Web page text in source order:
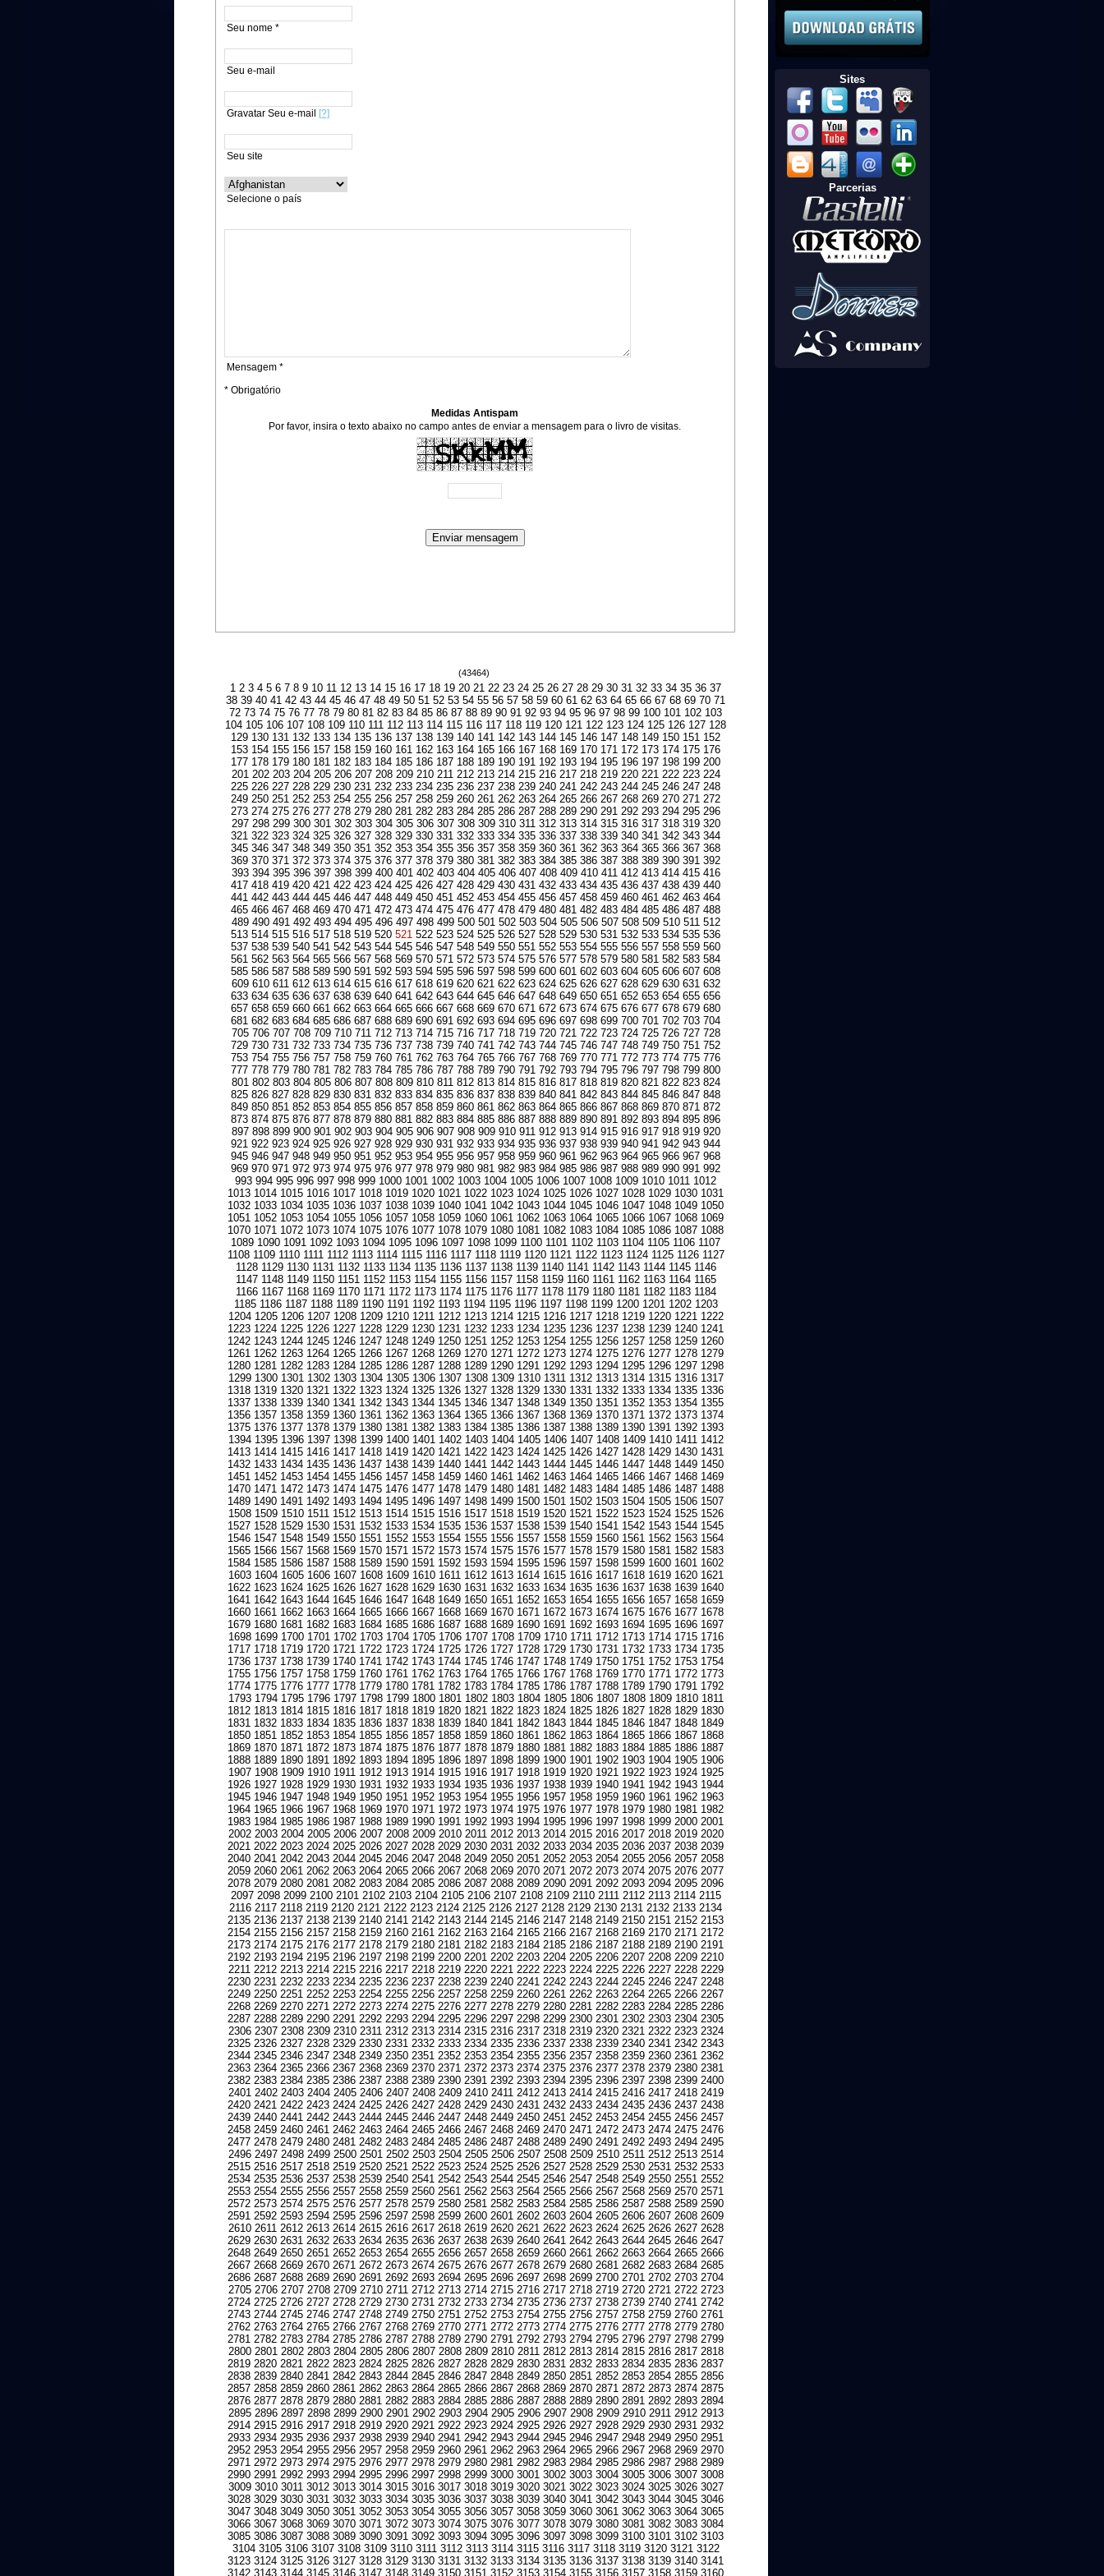
Sites
Parcerias
Seu nome *
Seu e-mail
Gravatar Seu e-mail [?]
Seu site
Selecione o país
Mensagem *
* Obrigatório
Medidas Antispam
Por favor, insira o texto abaixo no campo antes de enviar a mensagem para o livro de visitas.
(43464)
1 2 3 4 5 6 7 8 9 10 11 12 13 14 15 16 17 18 19 20 21 22 23 24 25 26 27 28 29 30 31 32 33 34 35 36 37
38 39 40 41 42 43 44 45 46 47 48 49 50 51 52 53 54 55 56 57 58 59 60 61 62 63 64 65 66 67 68 69 70 71
72 73 74 75 76 77 78 79 80 81 82 83 84 85 86 87 88 89 90 91 92 93 94 95 96 97 98 99 100 101 102 103
104 105 106 107 108 109 110 111 112 113 114 115 116 117 118 119 120 121 122 123 124 125 126 127 128
129 130 131 132 133 134 135 136 137 138 139 140 141 142 143 144 145 146 147 148 149 150 151 152
153 154 155 156 157 158 159 160 161 162 163 164 165 166 167 168 169 170 171 172 173 174 175 176
177 178 179 180 181 182 183 184 185 186 187 188 189 190 191 192 193 194 195 196 197 198 199 200
201 202 203 204 205 206 207 208 209 210 211 212 213 214 215 216 217 218 219 220 221 222 223 224
225 226 227 228 229 230 231 232 233 234 235 236 237 238 239 240 241 242 243 244 245 246 247 248
249 250 251 252 253 254 255 256 257 258 259 260 261 262 263 264 265 266 267 268 269 270 271 272
273 274 275 276 277 278 279 280 281 282 283 284 285 286 287 288 289 290 291 292 293 294 295 296
297 298 299 300 301 302 303 304 305 306 307 308 309 310 311 312 313 314 315 316 317 318 319 320
321 322 323 324 325 326 327 328 329 330 331 332 333 334 335 336 337 338 339 340 341 342 343 344
345 346 347 348 349 350 351 352 353 354 355 356 357 358 359 360 361 362 363 364 365 366 367 368
369 370 371 372 373 374 375 376 377 378 379 380 381 382 383 384 385 386 387 388 389 390 391 392
393 394 395 396 397 398 399 400 401 402 403 404 405 406 407 408 409 410 411 412 413 414 415 416
417 418 419 420 421 422 423 424 425 426 427 428 429 430 431 432 433 434 435 436 437 438 439 440
441 442 443 444 445 446 447 448 449 450 451 452 453 454 455 456 457 458 459 460 461 462 463 464
465 466 467 468 469 470 471 472 473 474 475 476 477 478 479 480 481 482 483 484 485 486 487 488
489 490 491 492 493 494 495 496 497 498 499 500 501 502 503 504 505 506 507 508 509 510 511 512
513 514 515 516 517 518 519 520 521522 523 524 525 526 527 528 529 530 531 532 533 534 535 536
537 538 539 540 541 542 543 544 545 546 547 548 549 550 551 552 553 554 555 556 557 558 559 560
561 562 563 564 565 566 567 568 569 570 571 572 573 574 575 576 577 578 579 580 581 582 583 584
585 586 587 588 589 590 591 592 593 594 595 596 597 598 599 600 601 602 603 604 605 606 607 608
609 610 611 612 613 614 615 616 617 618 619 620 621 622 623 624 625 626 627 628 629 630 631 632
633 634 635 636 637 638 639 640 641 642 643 644 645 646 647 648 649 650 651 652 653 654 655 656
657 658 659 660 661 662 663 664 665 666 667 668 669 670 671 672 673 674 675 676 677 678 679 680
681 682 683 684 685 686 687 688 689 690 691 692 693 694 695 696 697 698 699 700 701 702 703 704
705 706 707 708 709 710 711 712 713 714 715 716 717 718 719 720 721 722 723 724 725 726 727 728
729 730 731 732 733 734 735 736 737 738 739 740 741 742 743 744 745 746 747 748 749 750 751 752
753 754 755 756 757 758 759 760 761 762 763 764 765 766 767 768 769 770 771 772 773 774 775 776
777 778 779 780 781 782 783 784 785 786 787 788 789 790 791 792 793 794 795 796 797 798 799 800
801 802 803 804 805 806 807 808 809 810 811 812 813 814 815 816 817 818 819 820 821 822 823 824
825 826 827 828 829 830 831 832 833 834 835 836 837 838 839 840 841 842 843 844 845 846 847 848
849 850 851 852 853 854 855 856 857 858 859 860 861 862 863 864 865 866 867 868 869 870 871 872
873 874 875 876 877 878 879 880 881 882 883 884 885 886 887 888 889 890 891 892 893 894 895 896
897 898 899 900 901 902 903 904 905 906 907 908 909 910 911 912 913 914 915 916 917 918 919 920
921 922 923 924 925 926 927 928 929 930 931 932 933 934 935 936 937 938 939 940 941 942 943 944
945 946 947 948 949 950 951 952 953 954 955 956 957 958 959 960 961 962 963 964 965 966 967 968
969 970 971 972 973 974 975 976 977 978 979 980 981 982 983 984 985 986 987 988 989 990 991 992
993 994 995 996 997 998 999 1000 1001 1002 1003 1004 1005 1006 1007 1008 1009 1010 1011 1012
1013 1014 1015 1016 1017 1018 1019 1020 1021 1022 1023 1024 1025 1026 1027 1028 1029 1030 1031
1032 1033 1034 1035 1036 1037 1038 1039 1040 1041 1042 1043 1044 1045 1046 1047 1048 1049 1050
1051 1052 1053 1054 1055 1056 1057 1058 1059 1060 1061 1062 1063 1064 1065 1066 1067 1068 1069
1070 1071 1072 1073 1074 1075 1076 1077 1078 1079 1080 1081 1082 1083 1084 1085 1086 1087 1088
1089 1090 1091 1092 1093 1094 1095 1096 1097 1098 1099 1100 1101 1102 1103 1104 1105 1106 1107
1108 1109 1110 1111 1112 1113 1114 1115 1116 1117 1118 1119 1120 1121 1122 1123 1124 1125 1126 1127
1128 1129 1130 1131 1132 1133 1134 1135 1136 1137 1138 1139 1140 1141 1142 1143 1144 1145 1146
1147 1148 1149 1150 1151 1152 1153 1154 1155 1156 1157 1158 1159 1160 1161 1162 1163 1164 1165
1166 1167 1168 1169 1170 1171 1172 1173 1174 1175 1176 1177 1178 1179 1180 1181 1182 1183 1184
1185 1186 1187 1188 1189 1190 1191 1192 1193 1194 1195 1196 1197 1198 1199 1200 1201 1202 1203
1204 1205 1206 1207 1208 1209 1210 1211 1212 1213 1214 1215 1216 1217 1218 1219 1220 1221 1222
1223 1224 1225 1226 1227 1228 1229 1230 1231 1232 1233 1234 1235 1236 1237 1238 1239 1240 1241
1242 1243 1244 1245 1246 1247 1248 1249 1250 1251 1252 1253 1254 1255 1256 1257 1258 1259 1260
1261 1262 1263 1264 1265 1266 1267 1268 1269 1270 1271 1272 1273 1274 1275 1276 1277 1278 1279
1280 1281 1282 1283 1284 1285 1286 1287 1288 1289 1290 1291 1292 1293 1294 1295 1296 1297 1298
1299 1300 1301 1302 1303 1304 1305 1306 1307 1308 1309 1310 1311 1312 1313 1314 1315 1316 1317
1318 1319 1320 1321 1322 1323 1324 1325 1326 1327 1328 1329 1330 1331 1332 1333 1334 1335 1336
1337 1338 1339 1340 1341 1342 1343 1344 1345 1346 1347 1348 1349 1350 1351 1352 1353 1354 1355
1356 1357 1358 1359 1360 1361 1362 1363 1364 1365 1366 1367 1368 1369 1370 1371 1372 1373 1374
1375 1376 1377 1378 1379 1380 1381 1382 1383 1384 1385 1386 1387 1388 1389 1390 1391 1392 1393
1394 1395 1396 1397 1398 1399 1400 1401 1402 1403 1404 1405 1406 1407 1408 1409 1410 1411 1412
1413 1414 1415 1416 1417 1418 1419 1420 1421 1422 1423 1424 1425 1426 1427 1428 1429 1430 1431
1432 1433 1434 1435 1436 1437 1438 1439 1440 1441 1442 1443 1444 1445 1446 1447 1448 1449 1450
1451 1452 1453 1454 1455 1456 1457 1458 1459 1460 1461 1462 1463 1464 1465 1466 1467 1468 1469
1470 1471 1472 1473 1474 1475 1476 1477 1478 1479 1480 1481 1482 1483 1484 1485 1486 1487 1488
1489 1490 1491 1492 1493 1494 1495 1496 1497 1498 1499 1500 1501 1502 1503 1504 1505 1506 1507
1508 1509 1510 1511 1512 1513 1514 1515 1516 1517 1518 1519 1520 1521 1522 1523 1524 1525 1526
1527 1528 1529 1530 1531 1532 1533 1534 1535 1536 1537 1538 1539 1540 1541 1542 1543 1544 1545
1546 1547 1548 1549 1550 1551 1552 1553 1554 1555 1556 1557 1558 1559 1560 1561 1562 1563 1564
1565 1566 1567 1568 1569 1570 1571 1572 1573 1574 1575 1576 1577 1578 1579 1580 1581 1582 1583
1584 1585 1586 1587 1588 1589 1590 1591 1592 1593 1594 1595 1596 1597 1598 1599 1600 1601 1602
1603 1604 1605 1606 1607 1608 1609 1610 1611 1612 1613 1614 1615 1616 1617 1618 1619 1620 1621
1622 1623 1624 1625 1626 1627 1628 1629 1630 1631 1632 1633 1634 1635 1636 1637 1638 1639 1640
1641 1642 1643 1644 1645 1646 1647 1648 1649 1650 1651 1652 1653 1654 1655 1656 1657 1658 1659
1660 1661 1662 1663 1664 1665 1666 1667 1668 1669 1670 1671 1672 1673 1674 1675 1676 1677 1678
1679 1680 1681 1682 1683 1684 1685 1686 1687 1688 1689 1690 1691 1692 1693 1694 1695 1696 1697
1698 1699 1700 1701 1702 1703 1704 1705 1706 1707 1708 1709 1710 1711 1712 1713 1714 1715 1716
1717 1718 1719 1720 1721 1722 1723 1724 1725 1726 1727 1728 1729 1730 1731 1732 1733 1734 1735
1736 1737 1738 1739 1740 1741 1742 1743 1744 1745 1746 1747 1748 1749 1750 1751 1752 1753 1754
1755 1756 1757 1758 1759 1760 1761 1762 1763 1764 1765 1766 1767 1768 1769 1770 1771 1772 1773
1774 1775 1776 1777 1778 1779 1780 1781 1782 1783 1784 1785 1786 1787 1788 1789 1790 1791 1792
1793 1794 1795 1796 1797 1798 1799 1800 1801 1802 1803 1804 1805 1806 1807 1808 1809 1810 1811
1812 1813 1814 1815 1816 1817 1818 1819 1820 1821 1822 1823 1824 1825 1826 1827 1828 1829 1830
1831 1832 1833 1834 1835 1836 1837 1838 1839 1840 1841 1842 1843 1844 1845 1846 1847 1848 1849
1850 1851 1852 1853 1854 1855 1856 1857 1858 1859 1860 1861 1862 1863 1864 1865 1866 1867 1868
1869 1870 1871 1872 1873 1874 1875 1876 1877 1878 1879 1880 1881 1882 1883 1884 1885 1886 1887
1888 1889 1890 1891 1892 1893 1894 1895 1896 1897 1898 1899 1900 1901 1902 1903 1904 1905 1906
1907 1908 1909 1910 1911 1912 1913 1914 1915 1916 1917 1918 1919 1920 1921 1922 1923 1924 1925
1926 1927 1928 1929 1930 1931 1932 1933 1934 1935 1936 1937 1938 1939 1940 1941 1942 1943 1944
1945 1946 1947 1948 1949 1950 1951 1952 1953 1954 1955 1956 1957 1958 1959 1960 1961 1962 1963
1964 1965 1966 1967 1968 1969 1970 1971 1972 1973 1974 1975 1976 1977 1978 1979 1980 1981 1982
1983 1984 1985 1986 1987 1988 1989 1990 1991 1992 1993 1994 1995 1996 1997 1998 1999 2000 2001
2002 2003 2004 2005 2006 2007 2008 2009 2010 2011 2012 2013 2014 2015 2016 2017 2018 2019 2020
2021 2022 2023 2024 2025 2026 2027 2028 2029 2030 2031 2032 2033 2034 2035 2036 2037 2038 2039
2040 2041 2042 2043 2044 2045 2046 2047 2048 2049 2050 2051 2052 2053 2054 2055 2056 2057 2058
2059 2060 2061 2062 2063 2064 2065 2066 2067 2068 2069 2070 2071 2072 2073 2074 2075 2076 2077
2078 2079 2080 2081 2082 2083 2084 2085 2086 2087 2088 2089 2090 2091 2092 2093 2094 2095 2096
2097 2098 2099 2100 2101 2102 2103 2104 2105 2106 2107 2108 2109 2110 2111 2112 2113 2114 2115
2116 2117 2118 2119 2120 2121 2122 2123 2124 2125 2126 2127 2128 2129 2130 2131 2132 2133 2134
2135 2136 2137 2138 2139 2140 2141 2142 2143 2144 2145 2146 2147 2148 2149 2150 2151 2152 2153
2154 2155 2156 2157 2158 2159 2160 2161 2162 2163 2164 2165 2166 2167 2168 2169 2170 2171 2172
2173 2174 2175 2176 2177 2178 2179 2180 2181 2182 2183 2184 2185 2186 2187 2188 2189 2190 2191
2192 2193 2194 2195 2196 2197 2198 2199 2200 2201 2202 2203 2204 2205 2206 2207 2208 2209 2210
2211 2212 2213 2214 2215 2216 2217 2218 2219 2220 2221 2222 2223 2224 2225 2226 2227 2228 2229
2230 2231 2232 2233 2234 2235 2236 2237 2238 2239 2240 2241 2242 2243 2244 2245 2246 2247 2248
2249 2250 2251 2252 2253 2254 2255 2256 2257 2258 2259 2260 2261 2262 2263 2264 2265 2266 2267
2268 2269 2270 2271 2272 2273 2274 2275 2276 2277 2278 2279 2280 2281 2282 2283 2284 2285 2286
2287 2288 2289 2290 2291 2292 2293 2294 2295 2296 2297 2298 2299 2300 2301 2302 2303 2304 2305
2306 2307 2308 2309 2310 2311 2312 2313 2314 2315 2316 2317 2318 2319 2320 2321 2322 2323 2324
2325 2326 2327 2328 2329 2330 2331 2332 2333 2334 2335 2336 2337 2338 2339 2340 2341 2342 2343
2344 2345 2346 2347 2348 2349 2350 2351 2352 2353 2354 2355 2356 2357 2358 2359 2360 2361 2362
2363 2364 2365 2366 2367 2368 2369 2370 2371 2372 2373 2374 2375 2376 2377 2378 2379 2380 2381
2382 2383 2384 2385 2386 2387 2388 2389 2390 2391 2392 2393 2394 2395 2396 2397 2398 2399 2400
2401 2402 2403 2404 2405 2406 2407 2408 2409 2410 2411 2412 2413 2414 2415 2416 2417 2418 2419
2420 2421 2422 2423 2424 2425 2426 2427 2428 2429 2430 2431 2432 2433 2434 2435 2436 2437 2438
2439 2440 2441 2442 2443 2444 2445 2446 2447 2448 2449 2450 2451 2452 2453 2454 2455 2456 2457
2458 2459 2460 2461 2462 2463 2464 2465 2466 2467 2468 2469 2470 2471 2472 2473 2474 2475 2476
2477 2478 2479 2480 2481 2482 2483 2484 2485 2486 2487 2488 2489 2490 2491 2492 2493 2494 2495
2496 2497 2498 2499 2500 2501 2502 2503 2504 2505 2506 2507 2508 2509 2510 2511 2512 2513 2514
2515 2516 2517 2518 2519 2520 2521 2522 2523 2524 2525 2526 2527 2528 2529 2530 2531 2532 2533
2534 2535 2536 2537 2538 2539 2540 2541 2542 2543 2544 2545 2546 2547 2548 2549 2550 2551 2552
2553 2554 2555 2556 2557 2558 2559 2560 2561 2562 2563 2564 2565 2566 2567 2568 2569 2570 2571
2572 2573 2574 2575 2576 2577 2578 2579 2580 2581 2582 2583 2584 2585 2586 2587 2588 2589 2590
2591 2592 2593 2594 2595 2596 2597 2598 2599 2600 2601 2602 2603 2604 2605 2606 2607 2608 2609
2610 2611 2612 2613 2614 2615 2616 2617 2618 2619 2620 2621 2622 2623 2624 2625 2626 2627 2628
2629 2630 2631 2632 2633 2634 2635 2636 2637 2638 2639 2640 2641 2642 2643 2644 2645 2646 2647
2648 2649 2650 2651 2652 2653 2654 2655 2656 2657 2658 2659 2660 2661 2662 2663 2664 2665 2666
2667 2668 2669 2670 2671 2672 2673 2674 2675 2676 2677 2678 2679 2680 2681 2682 2683 2684 2685
2686 2687 2688 2689 2690 2691 2692 2693 2694 2695 2696 2697 2698 2699 2700 2701 2702 2703 2704
2705 2706 2707 2708 2709 2710 2711 2712 2713 2714 2715 2716 2717 2718 2719 2720 2721 2722 2723
2724 2725 2726 2727 2728 2729 2730 2731 2732 2733 2734 2735 2736 2737 2738 2739 2740 2741 2742
2743 2744 2745 2746 2747 2748 2749 2750 2751 2752 2753 2754 2755 2756 2757 2758 2759 2760 2761
2762 2763 2764 2765 2766 2767 2768 2769 2770 2771 2772 2773 2774 2775 2776 2777 2778 2779 2780
2781 2782 2783 2784 2785 2786 2787 2788 2789 2790 2791 2792 2793 2794 2795 2796 2797 2798 2799
2800 2801 2802 2803 2804 2805 2806 2807 2808 2809 2810 2811 2812 2813 2814 2815 2816 2817 2818
2819 2820 2821 2822 2823 2824 2825 2826 2827 2828 2829 2830 2831 2832 2833 2834 2835 2836 2837
2838 2839 2840 2841 2842 2843 2844 2845 2846 2847 2848 2849 2850 2851 2852 2853 2854 2855 2856
2857 2858 2859 2860 2861 2862 2863 2864 2865 2866 2867 2868 2869 2870 2871 2872 2873 2874 2875
2876 2877 2878 2879 2880 2881 2882 2883 2884 2885 2886 2887 2888 2889 2890 2891 2892 2893 2894
2895 2896 2897 2898 2899 2900 2901 2902 2903 2904 2905 2906 2907 2908 2909 2910 2911 2912 2913
2914 2915 2916 2917 2918 2919 2920 2921 2922 2923 2924 2925 2926 2927 2928 2929 2930 2931 2932
2933 2934 2935 2936 2937 2938 2939 2940 2941 2942 2943 2944 2945 2946 2947 2948 2949 2950 2951
2952 2953 2954 2955 2956 2957 2958 2959 2960 2961 2962 2963 2964 2965 2966 2967 2968 2969 2970
2971 2972 2973 2974 2975 2976 2977 2978 2979 2980 2981 2982 2983 2984 2985 2986 2987 2988 2989
2990 2991 2992 2993 2994 2995 2996 2997 2998 2999 3000 3001 3002 3003 3004 3005 3006 3007 3008
3009 3010 3011 3012 3013 3014 3015 3016 3017 3018 3019 3020 3021 3022 3023 3024 3025 3026 3027
3028 3029 3030 3031 3032 3033 3034 3035 3036 3037 3038 3039 3040 3041 3042 3043 3044 3045 3046
3047 3048 3049 3050 3051 3052 3053 3054 3055 3056 3057 3058 3059 3060 3061 3062 3063 3064 3065
3066 3067 3068 3069 3070 3071 3072 3073 3074 3075 3076 3077 3078 3079 3080 3081 3082 3083 3084
3085 3086 3087 3088 3089 3090 3091 3092 3093 3094 3095 3096 3097 3098 3099 3100 3101 3102 3103
3104 3105 3106 3107 3108 3109 3110 3111 3112 3113 3114 3115 3116 3117 3118 3119 3120 3121 3122
3123 3124 3125 3126 3127 3128 3129 3130 3131 3132 3133 3134 3135 3136 3137 3138 3139 3140 3141
3142 3143 3144 3145 3146 3147 3148 3149 3150 3151 3152 3153 3154 3155 3156 3157 3158 3159 3160